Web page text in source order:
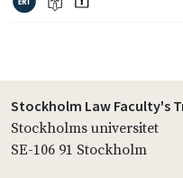
Stockholm Law Faculty's
Stockholms universitet
SE-106 91 Stockholm